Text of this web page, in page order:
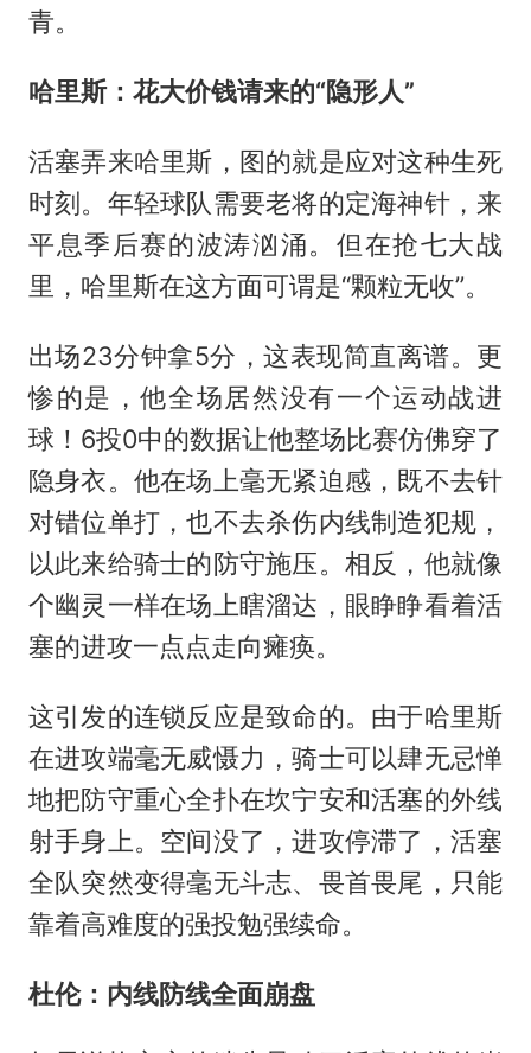
青。
哈里斯：花大价钱请来的“隐形人”
活塞弄来哈里斯，图的就是应对这种生死
时刻。年轻球队需要老将的定海神针，来
平息季后赛的波涛汹涌。但在抢七大战
里，哈里斯在这方面可谓是“颗粒无收”。
出场23分钟拿5分，这表现简直离谱。更
惨的是，他全场居然没有一个运动战进
球！6投0中的数据让他整场比赛仿佛穿了
隐身衣。他在场上毫无紧迫感，既不去针
对错位单打，也不去杀伤内线制造犯规，
以此来给骑士的防守施压。相反，他就像
个幽灵一样在场上瞎溜达，眼睁睁看着活
塞的进攻一点点走向瘫痪。
这引发的连锁反应是致命的。由于哈里斯
在进攻端毫无威慑力，骑士可以肆无忌惮
地把防守重心全扑在坎宁安和活塞的外线
射手身上。空间没了，进攻停滞了，活塞
全队突然变得毫无斗志、畏首畏尾，只能
靠着高难度的强投勉强续命。
杜伦：内线防线全面崩盘